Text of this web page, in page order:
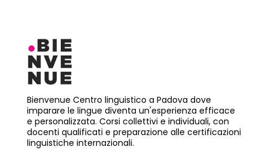
Bienvenue Centro linguistico a Padova dove
imparare le lingue diventa un'esperienza efficace
e personalizzata. Corsi collettivi e individuali, con
docenti qualificati e preparazione alle certificazioni
linguistiche internazionali.